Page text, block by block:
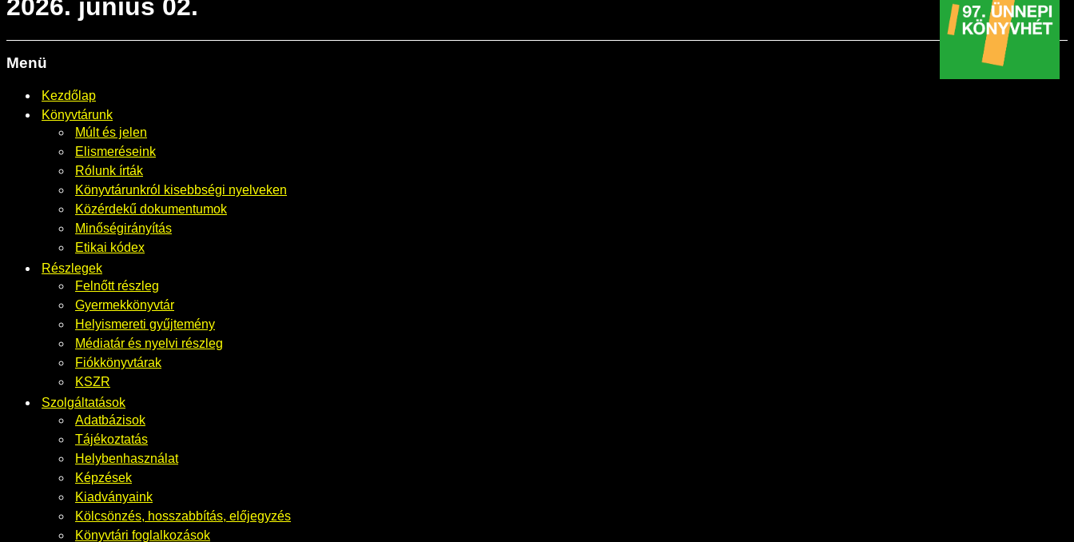
2026. június 02.
Menü
Kezdőlap
Könyvtárunk
Múlt és jelen
Elismeréseink
Rólunk írták
Könyvtárunkról kisebbségi nyelveken
Közérdekű dokumentumok
Minőségirányítás
Etikai kódex
Részlegek
Felnőtt részleg
Gyermekkönyvtár
Helyismereti gyűjtemény
Médiatár és nyelvi részleg
Fiókkönyvtárak
KSZR
Szolgáltatások
Adatbázisok
Tájékoztatás
Helybenhasználat
Képzések
Kiadványaink
Kölcsönzés, hosszabbítás, előjegyzés
Könyvtári foglalkozások